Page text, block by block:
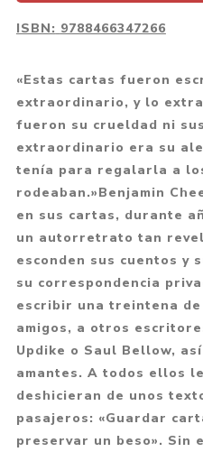
ISBN: 9788466347266
«Estas cartas fueron
extraordinario, y lo
fueron su crueldad ni
extraordinario era su
tenía para regalarla a
rodeaban.»Benjamin
en sus cartas, durante
un autorretrato tan
esconden sus cuentos y
su correspondencia
escribir una treintena de
amigos, a otros
Updike o Saul Bellow,
amantes. A todos ellos
deshicieran de unos
pasajeros: «Guardar
preservar un beso». Sin